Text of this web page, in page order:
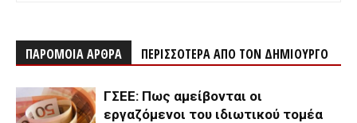
ΠΑΡΟΜΟΙΑ ΑΡΘΡΑ ΠΕΡΙΣΣΟΤΕΡΑ ΑΠΟ ΤΟΝ ΔΗΜΙΟΥΡΓΟ
ΓΣΕΕ: Πως αμείβονται οι
εργαζόμενοι του ιδιωτικού τομέα